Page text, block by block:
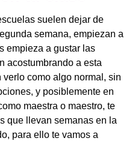
suelen dejar de
semana, empiezan a
empieza a gustar las
acostumbrando a esta
como algo normal, sin
y posiblemente en
maestra o maestro, te
que llevan semanas en la
para ello te vamos a